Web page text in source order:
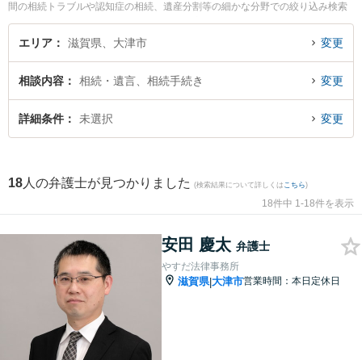
間の相続トラブルや認知症の相続、遺産分割等の細かな分野での絞り込み検索
もでき便利です。特にやすだ法律事務所の安田 慶太弁護士や湖都経営法律事務
所の宮本 向日葵弁護士、湖都経営法律事務所の山口 智之弁護士のプロフィール
情報や弁護士費用、強みなどが注目されています。『大津市で土日や夜間に発
トラブル解決の実績豊富な近くの弁護士を検索したい』『初回相談無料で相続
手続きを法律相談できる大津市内の弁護士に相談予約したい』などでお困りの
相談者さんにおすすめです。
エリア 滋賀県、大津市 変更
相談内容 相続・遺言、相続手続き 変更
詳細条件 未選択 変更
18 人の弁護士が見つかりました (検索結果について詳しくは こちら)
18件中 1-18件を表示
安田 慶太 弁護士
やすだ法律事務所
滋賀県|大津市営業時間：本日定休日